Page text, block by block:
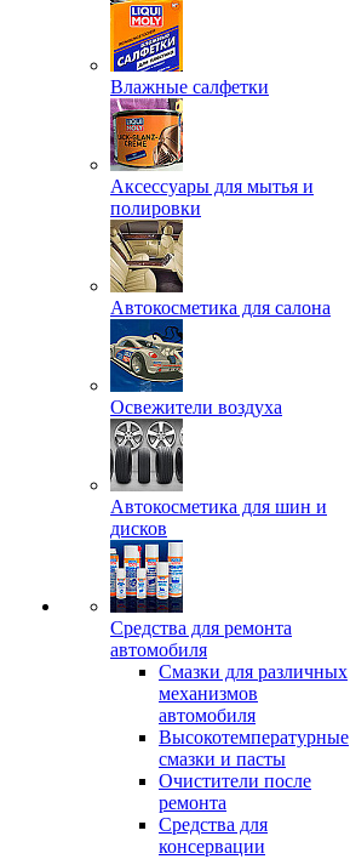
Влажные салфетки
Аксессуары для мытья и
полировки
Автокосметика для салона
Освежители воздуха
Автокосметика для шин и
дисков
Средства для ремонта
автомобиля
Смазки для различных
механизмов
автомобиля
Высокотемпературные
смазки и пасты
Очистители после
ремонта
Средства для
консервации